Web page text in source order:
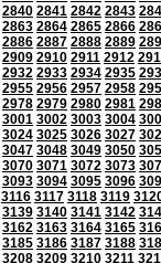
2840 2841 2842 2843
2863 2864 2865 2866
2886 2887 2888 2889
2909 2910 2911 2912
2932 2933 2934 2935
2955 2956 2957 2958
2978 2979 2980 2981
3001 3002 3003 3004
3024 3025 3026 3027
3047 3048 3049 3050
3070 3071 3072 3073
3093 3094 3095 3096
3116 3117 3118 3119
3139 3140 3141 3142
3162 3163 3164 3165
3185 3186 3187 3188
3208 3209 3210 3211